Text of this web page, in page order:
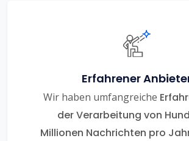
Erfahrener
Wir haben umfangreiche
der Verarbeitung von
Millionen Nachrichten pro